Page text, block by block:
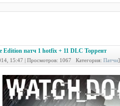
Edition патч 1 hotfix + 11 DLC Торрент
15:47 | Просмотров: 1067 Категория: Патчи]